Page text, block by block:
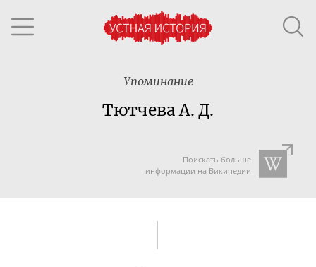
Упоминание
Тютчева А. Д.
Поискать больше
информации на Википедии